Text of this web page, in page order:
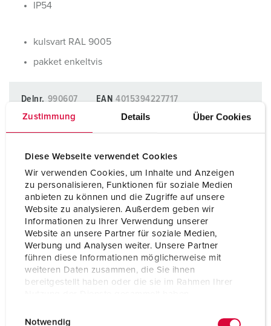
Zustimmung Details Über Cookies
Diese Webseite verwendet Cookies
Wir verwenden Cookies, um Inhalte und Anzeigen
zu personalisieren, Funktionen für soziale Medien
anbieten zu können und die Zugriffe auf unsere
Website zu analysieren. Außerdem geben wir
Informationen zu Ihrer Verwendung unserer
Website an unsere Partner für soziale Medien,
Werbung und Analysen weiter. Unsere Partner
führen diese Informationen möglicherweise mit
weiteren Daten zusammen, die Sie ihnen
bereitgestellt haben oder die sie im Rahmen Ihrer
Notwendig
IP54
kulsvart RAL 9005
pakket enkeltvis
Delnr. 990607 EAN 4015394227717
Std. Pakke. 50 Antall. El.nr 1578768
Du kan administrere produktene våre i ulike lister i
handleliste-/handlekurvområdet.
Min liste(0) LEGG TIL
OPPRETT EN NY LISTE